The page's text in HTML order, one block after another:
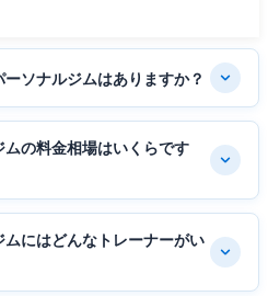
ソナルジムはありますか？
の料金相場はいくらです
にはどんなトレーナーがい